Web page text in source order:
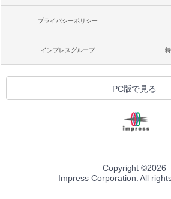
プライバシーポリシー
インプレスグループ
PC版で見る
Copyright ©2026
Impress Corporation. All